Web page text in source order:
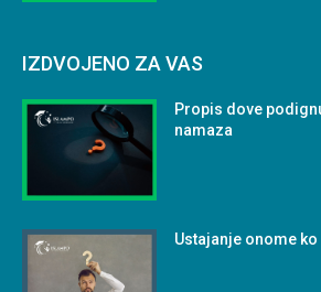
IZDVOJENO ZA VAS
Propis dove
namaza
Ustajanje onome